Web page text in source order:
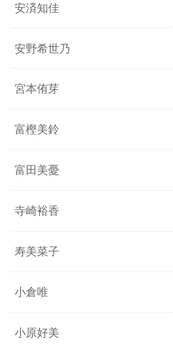
安済知佳
安野希世乃
宮本侑芽
富樫美鈴
富田美憂
寺崎裕香
寿美菜子
小倉唯
小原好美